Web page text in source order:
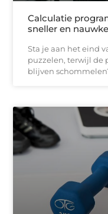
Calculatie
sneller en
Sta je aan het eind
puzzelen, terwijl de
blijven